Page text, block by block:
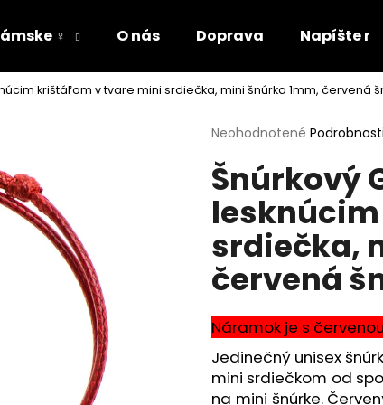
♀ O nás Doprava Napíšte
krištáľom v tvare mini srdiečka, mini šnúrka 1mm, červená
Priemerné
produktu
je
0,0
5
hviezdičiek.
Neohodnotené
Šnúrkový
srdiečka,
červená
Náramok je s
Jedinečný unisex
mini srdiečkom od
na mini šnúrke.
Čo potrebujete nájsť?
HĽADAŤ
Odporúčame